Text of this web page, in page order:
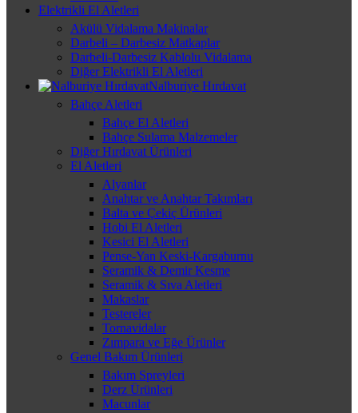
Elektrikli El Aletleri
Akülü Vidalama Makinalar
Darbeli – Darbesiz Matkaplar
Darbeli-Darbesiz Kablolu Vidalama
Diğer Elektrikli El Aletleri
Nalburiye Hırdavat
Bahçe Aletleri
Bahçe El Aletleri
Bahçe Sulama Malzemeler
Diğer Hırdavat Ürünleri
El Aletleri
Alyanlar
Anahtar ve Anahtar Takımları
Balta ve Çekiç Ürünleri
Hobi El Aletleri
Kesici El Aletleri
Pense-Yan Keski-Kargaburnu
Seramik & Demir Kesme
Seramik & Sıva Aletleri
Makaslar
Testereler
Tornavidalar
Zımpara ve Eğe Ürünler
Genel Bakım Ürünleri
Bakım Spreyleri
Derz Ürünleri
Macunlar